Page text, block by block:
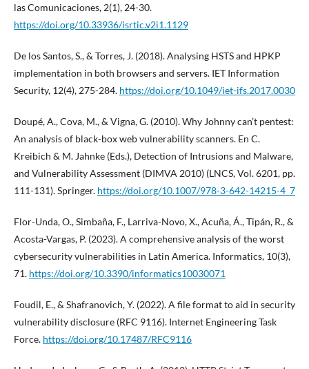
las Comunicaciones, 2(1), 24-30.
https://doi.org/10.33936/isrtic.v2i1.1129
De los Santos, S., & Torres, J. (2018). Analysing HSTS and HPKP
implementation in both browsers and servers. IET Information
Security, 12(4), 275-284. https://doi.org/10.1049/iet-ifs.2017.0030
Doupé, A., Cova, M., & Vigna, G. (2010). Why Johnny can’t pentest:
An analysis of black-box web vulnerability scanners. En C.
Kreibich & M. Jahnke (Eds.), Detection of Intrusions and Malware,
and Vulnerability Assessment (DIMVA 2010) (LNCS, Vol. 6201, pp.
111-131). Springer. https://doi.org/10.1007/978-3-642-14215-4_7
Flor-Unda, O., Simbaña, F., Larriva-Novo, X., Acuña, Á., Tipán, R., &
Acosta-Vargas, P. (2023). A comprehensive analysis of the worst
cybersecurity vulnerabilities in Latin America. Informatics, 10(3),
71. https://doi.org/10.3390/informatics10030071
Foudil, E., & Shafranovich, Y. (2022). A file format to aid in security
vulnerability disclosure (RFC 9116). Internet Engineering Task
Force. https://doi.org/10.17487/RFC9116